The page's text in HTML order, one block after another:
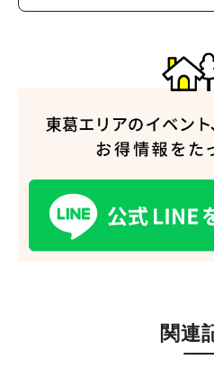
関連
人気のキ
#ラーメン#ショッピング #カフェ #ス
#イベント#公園#教えたい／教えて投